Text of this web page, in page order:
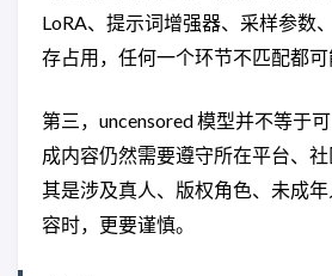
LoRA、提示词增强器、采样参数
存占用，任何一个环节不匹配都可
第三，uncensored 模型并不等于
成内容仍然需要遵守所在平台、
其是涉及真人、版权角色、未成
容时，更要谨慎。